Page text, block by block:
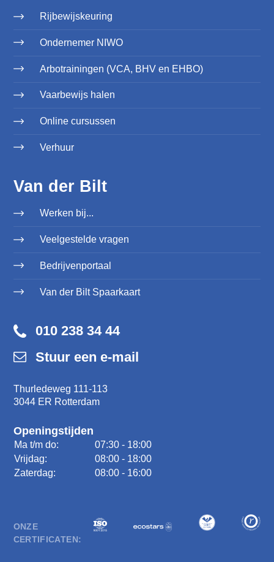
Rijbewijskeuring
Ondernemer NIWO
Arbotrainingen (VCA, BHV en EHBO)
Vaarbewijs halen
Online cursussen
Verhuur
Van der Bilt
Werken bij...
Veelgestelde vragen
Bedrijvenportaal
Van der Bilt Spaarkaart
010 238 34 44
Stuur een e-mail
Thurledeweg 111-113
3044 ER Rotterdam
Openingstijden
Ma t/m do:
07:30 - 18:00
Vrijdag:
08:00 - 18:00
Zaterdag:
08:00 - 16:00
ONZE
CERTIFICATEN: